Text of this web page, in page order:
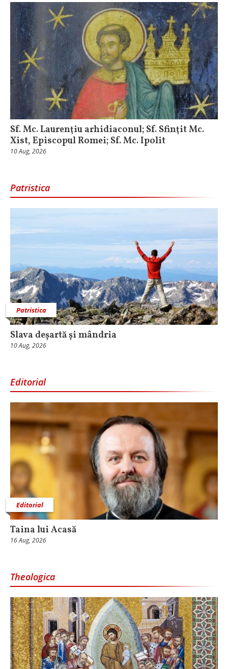
Sf. Mc. Laurenţiu arhidiaconul; Sf. Sfinţit Mc.
Xist, Episcopul Romei; Sf. Mc. Ipolit
10 Aug, 2026
Patristica
Patristica
Slava deșartă și mândria
10 Aug, 2026
Editorial
Editorial
Taina lui Acasă
16 Aug, 2026
Theologica